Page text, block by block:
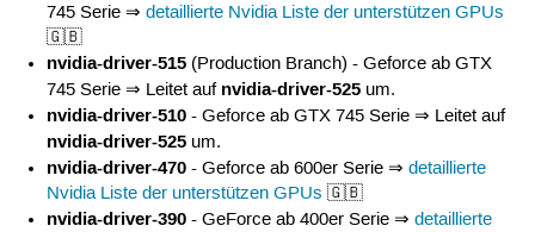
745 Serie ⇒detaillierte Nvidia Liste der unterstützen GPUs
🇬🇧
nvidia-driver-515 (Production Branch) - Geforce ab GTX
745 Serie ⇒ Leitet auf nvidia-driver-525 um.
nvidia-driver-510 - Geforce ab GTX 745 Serie ⇒ Leitet auf
nvidia-driver-525 um.
nvidia-driver-470 - Geforce ab 600er Serie ⇒detaillierte
Nvidia Liste der unterstützen GPUs 🇬🇧
nvidia-driver-390 - GeForce ab 400er Serie ⇒detaillierte